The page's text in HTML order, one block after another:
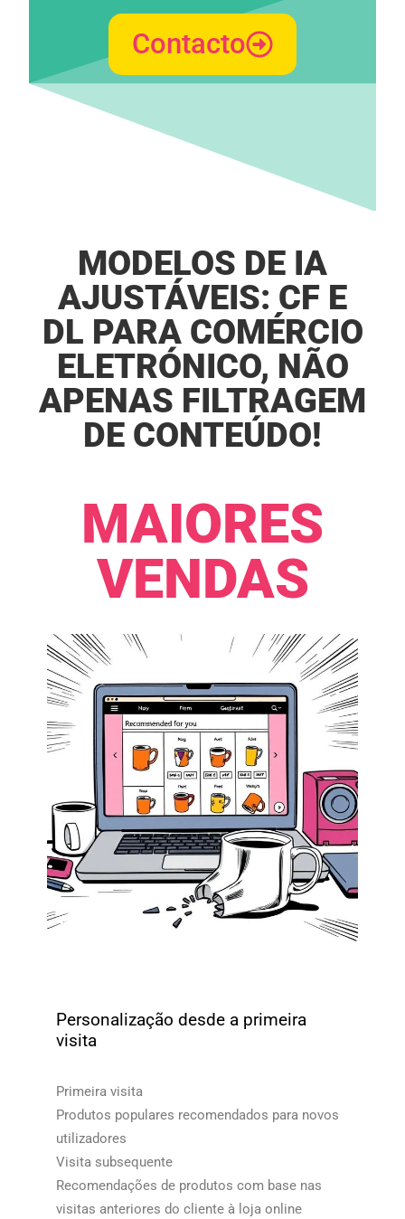
Contacto
MODELOS DE IA
AJUSTÁVEIS: CF E
DL PARA COMÉRCIO
ELETRÓNICO, NÃO
APENAS FILTRAGEM
DE CONTEÚDO!​​
MAIORES
VENDAS​​
Personalização desde a primeira
visita
Primeira visita
Produtos populares recomendados para novos
utilizadores
Visita subsequente
Recomendações de produtos com base nas
visitas anteriores do cliente à loja online​​
By sharing
site, you
increase the
personalized
content and